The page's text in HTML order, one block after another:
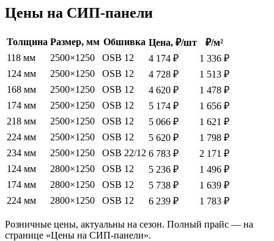
Цены на СИП-панели
Толщина Размер, мм Обшивка Цена, ₽/шт
₽/м²
118 мм
2500×1250 OSB 12 4 174 ₽
1 336 ₽
124 мм
2500×1250 OSB 12 4 728 ₽
1 513 ₽
168 мм
2500×1250 OSB 12 4 620 ₽
1 478 ₽
174 мм
2500×1250 OSB 12 5 174 ₽
1 656 ₽
218 мм
2500×1250 OSB 12 5 066 ₽
1 621 ₽
224 мм
2500×1250 OSB 12 5 620 ₽
1 798 ₽
234 мм
2500×1250 OSB 22/12 6 783 ₽
2 171 ₽
124 мм
2800×1250 OSB 12 5 236 ₽
1 496 ₽
174 мм
2800×1250 OSB 12 5 738 ₽
1 639 ₽
224 мм
2800×1250 OSB 12 6 239 ₽ 1 783 ₽
Розничные цены, актуальны на сезон. Полный прайс — на
странице «Цены на СИП-панели».